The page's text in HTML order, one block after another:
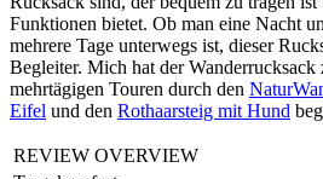
Funktionen bietet. Ob man eine Nacht
mehrere Tage unterwegs ist, dieser
Begleiter. Mich hat der Wanderrucksack
mehrtägigen Touren durch den
Eifel und den Rothaarsteig mit Hund
REVIEW OVERVIEW